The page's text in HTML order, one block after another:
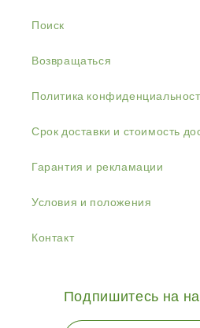
Поиск
Возвращаться
Политика
Срок доставки и стоимость
Гарантия и рекламации
Условия и положения
Контакт
Подпишитесь на